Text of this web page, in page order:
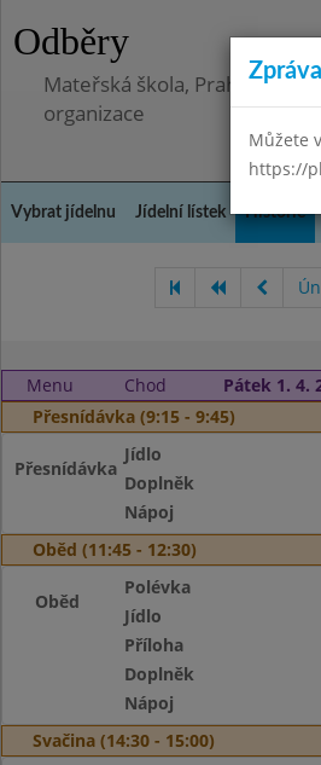
Odběry
Mateřská škola, Praha 5 -
organizace
Vybrat jídelnu Jídelní lístek Historie
Menu Chod
Pátek 1. 4.
Přesnídávka (9:15 - 9:45)
Přesnídávka
Jídlo
Doplněk
Nápoj
Oběd (11:45 - 12:30)
Oběd
Polévka
Jídlo
Příloha
Doplněk
Nápoj
Svačina (14:30 - 15:00)
Můžete
https://